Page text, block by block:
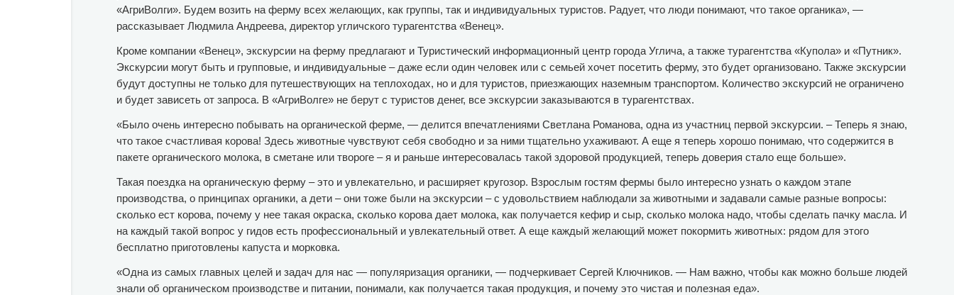
«АгриВолги». Будем возить на ферму всех желающих, как группы, так и индивидуальных туристов. Радует, что люди понимают, что такое органика», —
рассказывает Людмила Андреева, директор угличского турагентства «Венец».
Кроме компании «Венец», экскурсии на ферму предлагают и Туристический информационный центр города Углича, а также турагентства «Купола» и «Путник».
Экскурсии могут быть и групповые, и индивидуальные – даже если один человек или с семьей хочет посетить ферму, это будет организовано. Также экскурсии
будут доступны не только для путешествующих на теплоходах, но и для туристов, приезжающих наземным транспортом. Количество экскурсий не ограничено
и будет зависеть от запроса. В «АгриВолге» не берут с туристов денег, все экскурсии заказываются в турагентствах.
«Было очень интересно побывать на органической ферме, — делится впечатлениями Светлана Романова, одна из участниц первой экскурсии. – Теперь я знаю,
что такое счастливая корова! Здесь животные чувствуют себя свободно и за ними тщательно ухаживают. А еще я теперь хорошо понимаю, что содержится в
пакете органического молока, в сметане или твороге – я и раньше интересовалась такой здоровой продукцией, теперь доверия стало еще больше».
Такая поездка на органическую ферму – это и увлекательно, и расширяет кругозор. Взрослым гостям фермы было интересно узнать о каждом этапе
производства, о принципах органики, а дети – они тоже были на экскурсии – с удовольствием наблюдали за животными и задавали самые разные вопросы:
сколько ест корова, почему у нее такая окраска, сколько корова дает молока, как получается кефир и сыр, сколько молока надо, чтобы сделать пачку масла. И
на каждый такой вопрос у гидов есть профессиональный и увлекательный ответ. А еще каждый желающий может покормить животных: рядом для этого
бесплатно приготовлены капуста и морковка.
«Одна из самых главных целей и задач для нас — популяризация органики, — подчеркивает Сергей Ключников. — Нам важно, чтобы как можно больше людей
знали об органическом производстве и питании, понимали, как получается такая продукция, и почему это чистая и полезная еда».